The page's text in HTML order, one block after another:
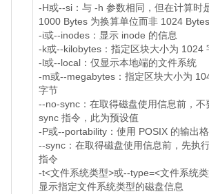
-H或--si：与 -h 参数相同，但在计算时
1000 Bytes 为换算单位而非 1024 Bytes
-i或--inodes：显示 inode 的信息
-k或--kilobytes：指定区块大小为 1024
-l或--local：仅显示本地端的文件系统
-m或--megabytes：指定区块大小为
字节
--no-sync：在取得磁盘使用信息前，不
sync 指令，此为预设值
-P或--portability：使用 POSIX 的输出
--sync：在取得磁盘使用信息前，先执
指令
-t<文件系统类型>或--type=<文件系统
显示指定文件系统类型的磁盘信息